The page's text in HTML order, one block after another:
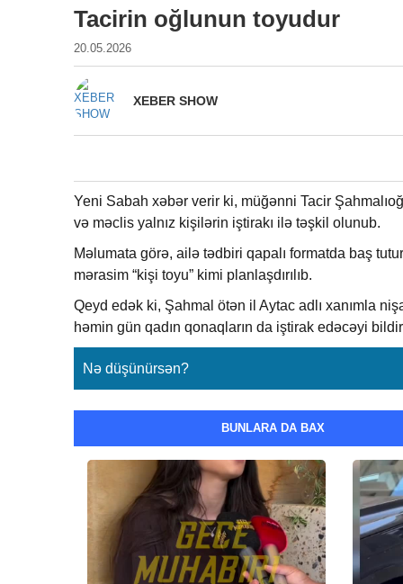
Tacirin oğlunun toyudur
20.05.2026
XEBER SHOW
Yeni Sabah xəbər verir ki, müğənni Tacir
və məclis yalnız kişilərin iştirakı ilə təşkil olunub.
Məlumata görə, ailə tədbiri qapalı formatda baş
mərasim “kişi toyu” kimi planlaşdırılıb.
Qeyd edək ki, Şahmal ötən il Aytac adlı xanımla
həmin gün qadın qonaqların da iştirak edəcəyi
Nə düşünürsən?
BUNLARA DA BAX